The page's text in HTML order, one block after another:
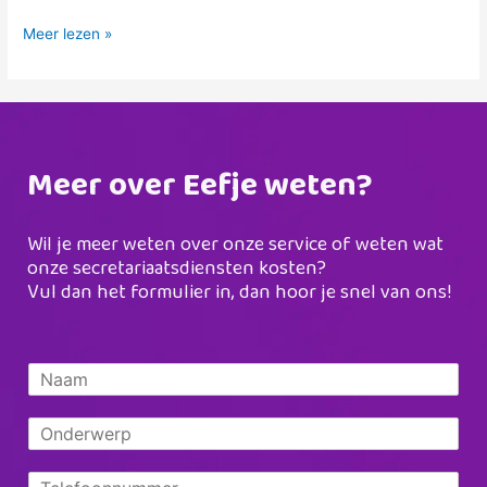
Meer lezen »
Meer over Eefje weten?
Wil je meer weten over onze service of weten wat
onze secretariaatsdiensten kosten?
Vul dan het formulier in, dan hoor je snel van ons!
N
a
a
m
*
O
n
d